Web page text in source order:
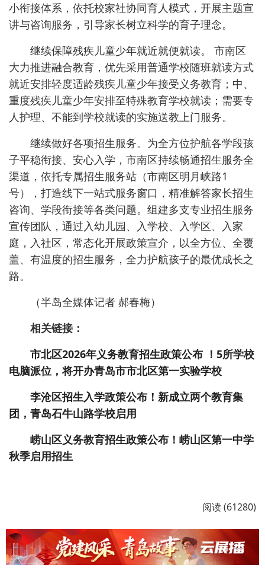
小衔接体系，依托校家社协同育人模式，开展主题宣
讲与咨询服务，引导家长树立科学的育子理念。
继续保障残疾儿童少年就近就便就读。 市南区
大力推进融合教育，优先采用普通学校随班就读方式
就近安排轻度适龄残疾儿童少年接受义务教育；中、
重度残疾儿童少年安排至特殊教育学校就读；需要专
人护理、不能到学校就读的实施送教上门服务。
继续做好各项招生服务。为全方位护航各学段孩
子平稳衔接、安心入学，市南区持续畅通招生服务全
渠道，依托专属招生服务站（市南区明月峡路1
号），打造线下一站式服务窗口，精准解答家长招生
咨询、学段衔接等各类问题。组建多支专业招生服务
宣传团队，通过入幼儿园、入学校、入学区、入家
庭，入社区，常态化开展政策宣介，以全方位、全覆
盖、有温度的招生服务，全力护航孩子的最优成长之
路。
（半岛全媒体记者 郝春梅）
相关链接：
市北区2026年义务教育招生政策公布 ！5所学校
电脑派位，将开办青岛市市北区第一实验学校
李沧区招生入学政策公布！新成立两个教育集
团，青岛石牛山路学校启用
崂山区义务教育招生政策公布！崂山区第一中学
秋季启用招生
阅读 (61280)